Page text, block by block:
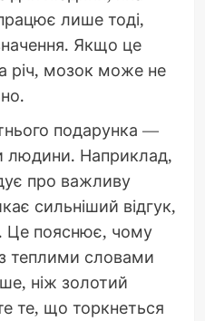
лише тоді,
Якщо це
річ, мозок може не
подарунка —
людини. Наприклад,
про важливу
сильніший відгук,
Це пояснює, чому
з теплими словами
ніж золотий
те, що торкнеться